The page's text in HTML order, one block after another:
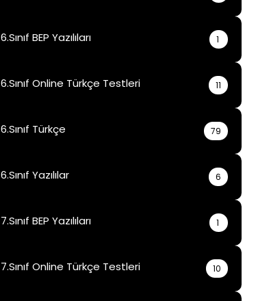
6.Sınıf BEP Yazılıları 1
6.Sınıf Online Türkçe Testleri 11
6.Sınıf Türkçe 79
6.Sınıf Yazılılar 6
7.Sınıf BEP Yazılıları 1
7.Sınıf Online Türkçe Testleri 10